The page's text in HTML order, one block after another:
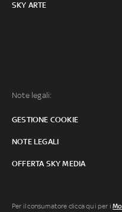
SKY ARTE
Note legali:
GESTIONE COOKIE
NOTE LEGALI
OFFERTA SKY MEDIA
Per il consumatore clicca qui per i